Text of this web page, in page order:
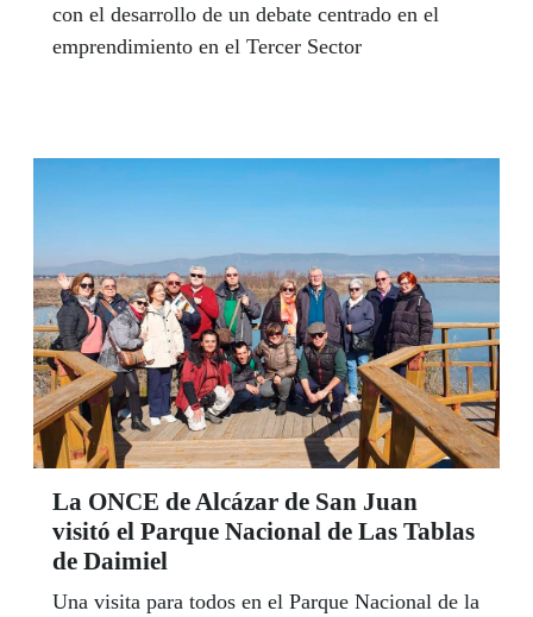
con el desarrollo de un debate centrado en el
emprendimiento en el Tercer Sector
La ONCE de Alcázar de San Juan
visitó el Parque Nacional de Las Tablas
de Daimiel
Una visita para todos en el Parque Nacional de la